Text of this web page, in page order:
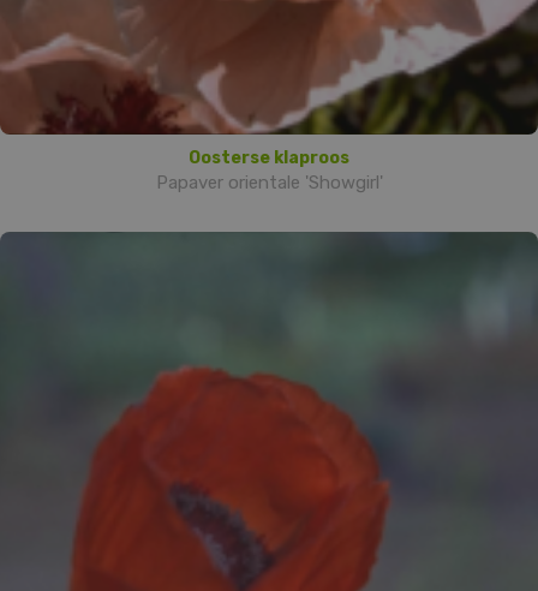
Oosterse klaproos
Papaver orientale 'Showgirl'